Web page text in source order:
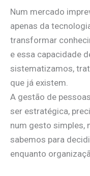
Num mercado
apenas da
transformar
e essa capacidade
sistematizamos,
que já existem.
A gestão de
ser estratégica,
num gesto simples,
sabemos para
enquanto